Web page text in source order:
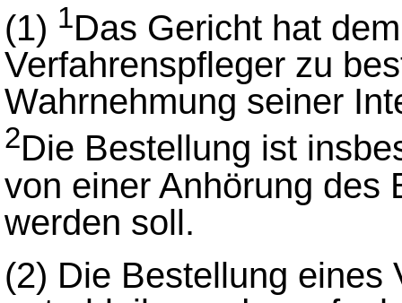
(1) 1Das Gericht hat
Verfahrenspfleger zu
Wahrnehmung seiner
2Die Bestellung ist
von einer Anhörung des
werden soll.
(2) Die Bestellung eines